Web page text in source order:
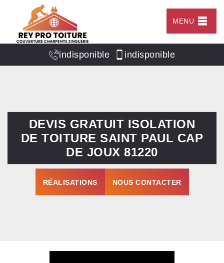
MENU
indisponible indisponible
DEVIS GRATUIT ISOLATION
DE TOITURE SAINT PAUL CAP
DE JOUX 81220
RÉALISATIONS NOUS CONTACTER